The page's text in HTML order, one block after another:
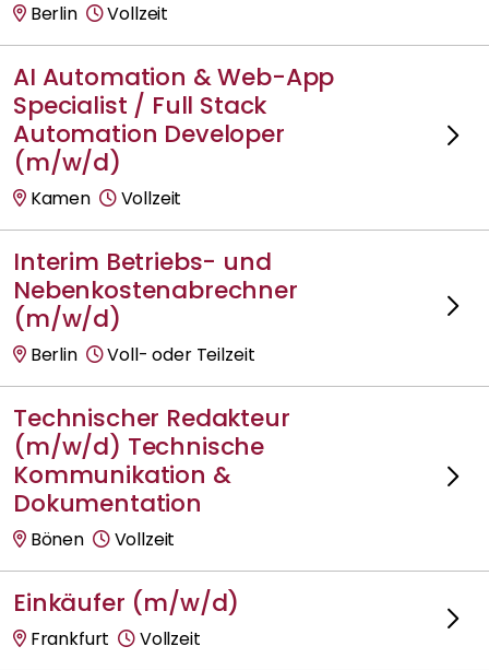
Berlin Vollzeit
AI Automation & Web-App
Specialist / Full Stack
Automation Developer
(m/w/d)
Kamen Vollzeit
Interim Betriebs- und
Nebenkostenabrechner
(m/w/d)
Berlin Voll- oder Teilzeit
Technischer Redakteur
(m/w/d) Technische
Kommunikation &
Dokumentation
Bönen Vollzeit
Einkäufer (m/w/d)
Frankfurt Vollzeit